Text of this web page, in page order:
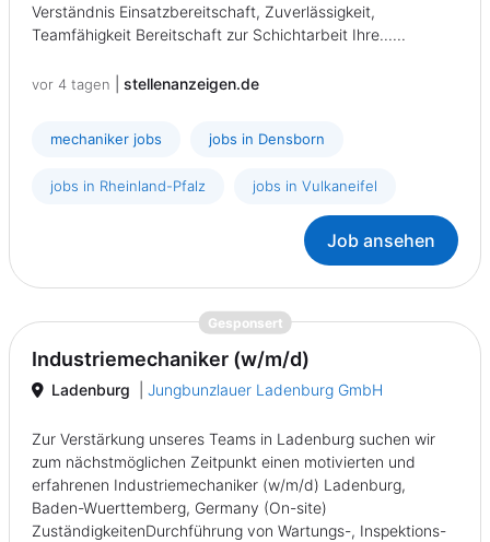
Verständnis Einsatzbereitschaft, Zuverlässigkeit,
Teamfähigkeit Bereitschaft zur Schichtarbeit Ihre......
vor 4 tagen stellenanzeigen.de
mechaniker jobs jobs in Densborn
jobs in Rheinland-Pfalz jobs in Vulkaneifel
Job ansehen
Gesponsert{prompt.job}
Industriemechaniker (w/m/d)
Ladenburg Jungbunzlauer Ladenburg GmbH
Zur Verstärkung unseres Teams in Ladenburg suchen wir
zum nächstmöglichen Zeitpunkt einen motivierten und
erfahrenen Industriemechaniker (w/m/d) Ladenburg,
Baden-Wuerttemberg, Germany (On-site)
ZuständigkeitenDurchführung von Wartungs-, Inspektions-